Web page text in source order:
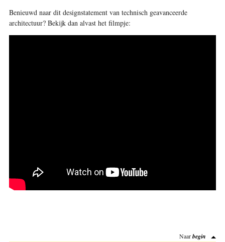
Benieuwd naar dit designstatement van technisch geavanceerde
architectuur? Bekijk dan alvast het filmpje:
Naarbegin